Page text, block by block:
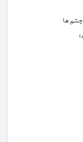
چشم ها